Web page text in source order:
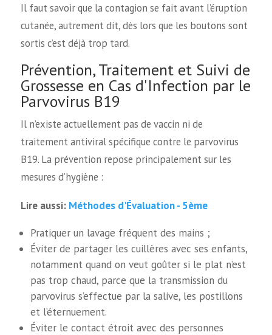
Il faut savoir que la contagion se fait avant l’éruption
cutanée, autrement dit, dès lors que les boutons sont
sortis c’est déjà trop tard.
Prévention, Traitement et Suivi de
Grossesse en Cas d'Infection par le
Parvovirus B19
Il n’existe actuellement pas de vaccin ni de
traitement antiviral spécifique contre le parvovirus
B19. La prévention repose principalement sur les
mesures d’hygiène :
Lire aussi: Méthodes d'Évaluation - 5ème
Pratiquer un lavage fréquent des mains ;
Éviter de partager les cuillères avec ses enfants,
notamment quand on veut goûter si le plat n’est
pas trop chaud, parce que la transmission du
parvovirus s’effectue par la salive, les postillons
et l’éternuement.
Éviter le contact étroit avec des personnes